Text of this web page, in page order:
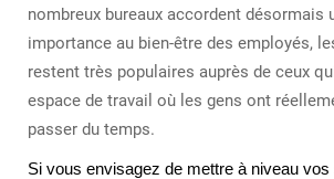
nombreux bureaux accordent désormais
importance au bien-être des employés,
restent très populaires auprès de ceux
espace de travail où les gens ont
passer du temps.
Si vous envisagez de mettre à niveau vos